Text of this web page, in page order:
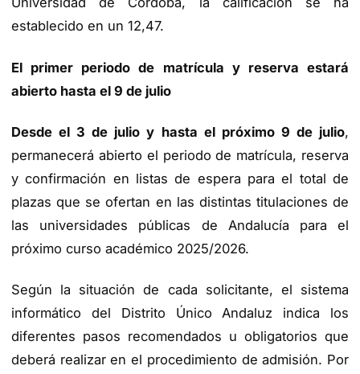
establecido en un 12,47.
El primer periodo de matrícula y reserva estará
abierto hasta el 9 de julio
Desde el 3 de julio y hasta el próximo 9 de julio,
permanecerá abierto el periodo de matrícula, reserva
y confirmación en listas de espera para el total de
plazas que se ofertan en las distintas titulaciones de
las universidades públicas de Andalucía para el
próximo curso académico 2025/2026.
Según la situación de cada solicitante, el sistema
informático del Distrito Único Andaluz indica los
diferentes pasos recomendados u obligatorios que
deberá realizar en el procedimiento de admisión. Por